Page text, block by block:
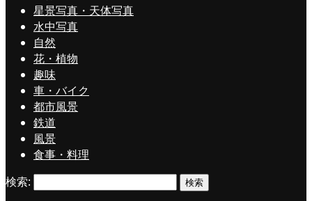
星景写真・天体写真
水中写真
自然
花・植物
趣味
車・バイク
都市風景
鉄道
風景
食事・料理
検索: